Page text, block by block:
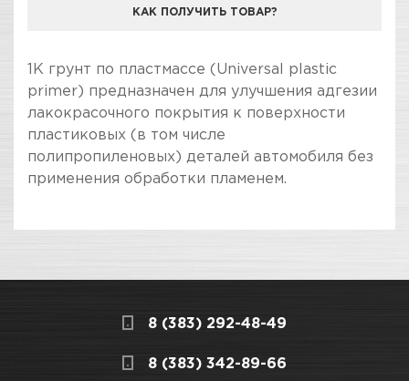
КАК ПОЛУЧИТЬ ТОВАР?
КОМПАНИЯ "ЗВЕЗДА УДАЧИ" ЯВЛЯЕТСЯ
ОФИЦИАЛЬНЫМ ДИЛЕРОМ БРЕНДА REOFLEX
1K грунт по пластмассе (Universal plastic
primer) предназначен для улучшения адгезии
лакокрасочного покрытия к поверхности
пластиковых (в том числе
полипропиленовых) деталей автомобиля без
применения обработки пламенем.
Для улучшения адгезии
к поверхности
СКЛАДСКОЙ КОМПЛЕКС
получение товара максимально комфортными,
поэтому подготовили для Вас самую
8 (383) 292-48-49
8 (383) 342-89-66